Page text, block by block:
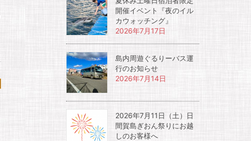
開催イベント『夜のイル
カウォッチング』
2026年7月17日
島内周遊ぐるりーバス運
行のお知らせ
2026年7月14日
2026年7月11日（土）日
間賀島ぎおん祭りにお越
しのお客様へ